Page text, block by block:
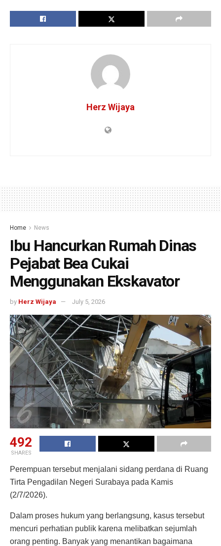
Herz Wijaya
Home News
Ibu Hancurkan Rumah Dinas
Pejabat Bea Cukai
Menggunakan Ekskavator
by Herz Wijaya July 5, 2026
492
SHARES
Perempuan tersebut menjalani sidang perdana di Ruang
Tirta Pengadilan Negeri Surabaya pada Kamis
(2/7/2026).
Dalam proses hukum yang berlangsung, kasus tersebut
mencuri perhatian publik karena melibatkan sejumlah
orang penting. Banyak yang menantikan bagaimana